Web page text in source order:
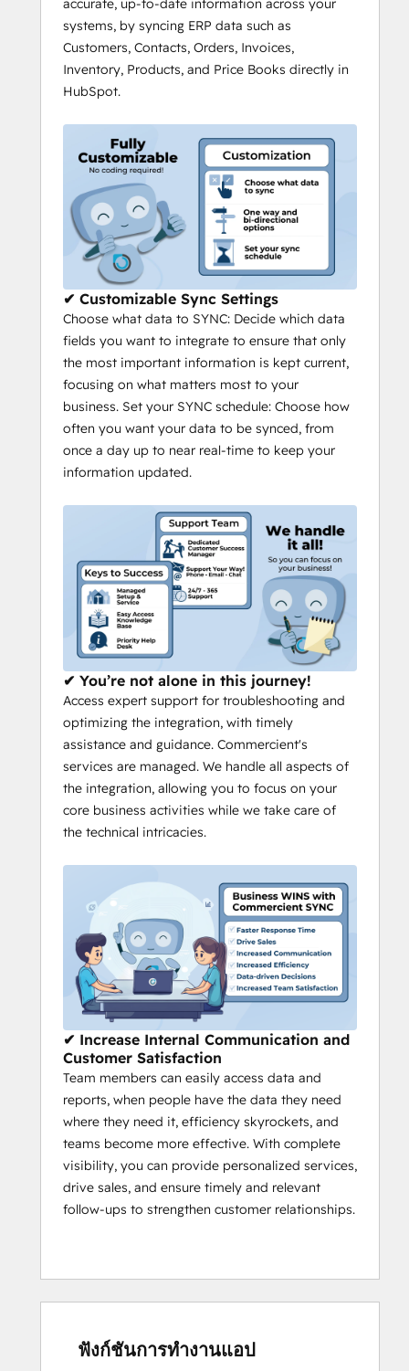
We are compatible with all versions, Sage
50 (Cloud Pro & Premium, UK, US, EU,
Canada), Sage 100 (Contractor & France),
Sage 200 (Pro), Sage 300, Sage300
Sage 1000, Sage Intacct, SageEnterprise
Management (Sage X3) and Sage Business.
accurate, up-to-date information across your
systems, by syncing ERP data such as
Customers, Contacts, Orders, Invoices,
Inventory, Products, and Price Books directly in
HubSpot.
✔ Customizable Sync Settings
Choose what data to SYNC: Decide which data
fields you want to integrate to ensure that only
the most important information is kept current,
focusing on what matters most to your
business. Set your SYNC schedule: Choose how
often you want your data to be synced, from
once a day up to near real-time to keep your
information updated.
✔ You’re not alone in this journey!
Access expert support for troubleshooting and
optimizing the integration, with timely
assistance and guidance. Commercient's
services are managed. We handle all aspects of
the integration, allowing you to focus on your
core business activities while we take care of
the technical intricacies.
✔ Increase Internal Communication and
Customer Satisfaction
Team members can easily access data and
reports, when people have the data they need
where they need it, efficiency skyrockets, and
teams become more effective. With complete
visibility, you can provide personalized services,
drive sales, and ensure timely and relevant
follow-ups to strengthen customer relationships.
ฟังก์ชันการทำงานแอป